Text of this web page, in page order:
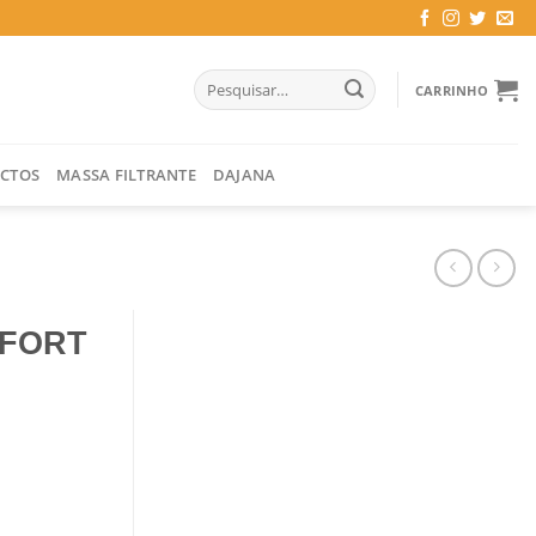
Pesquisar
por:
CARRINHO
MASSA FILTRANTE DAJANA